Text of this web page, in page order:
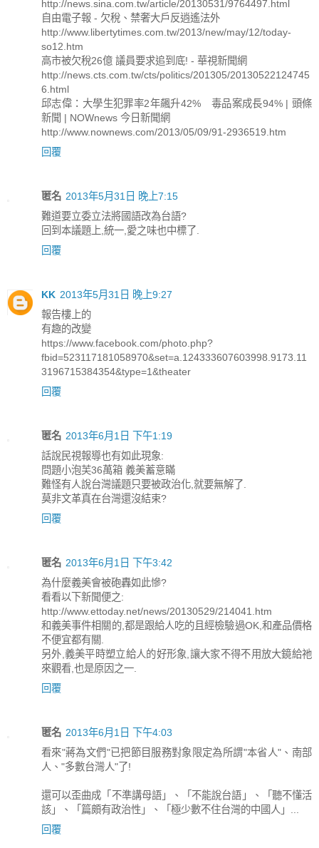
http://news.sina.com.tw/article/20130531/9764497.html
自由電子報 - 欠稅、禁奢大戶反逍遙法外
http://www.libertytimes.com.tw/2013/new/may/12/today-
so12.htm
高市被欠稅26億 議員要求追到底! - 華視新聞網
http://news.cts.com.tw/cts/politics/201305/20130522124745
6.html
邱志偉：大學生犯罪率2年飆升42% 毒品案成長94% | 頭條
新聞 | NOWnews 今日新聞網
http://www.nownews.com/2013/05/09/91-2936519.htm
回覆
匿名 2013年5月31日 晚上7:15
難道要立委立法將國語改為台語?
回到本議題上,統一,愛之味也中標了.
回覆
KK 2013年5月31日 晚上9:27
報告樓上的
有趣的改變
https://www.facebook.com/photo.php?
fbid=523117181058970&set=a.124333607603998.9173.11
3196715384354&type=1&theater
回覆
匿名 2013年6月1日 下午1:19
話說民視報導也有如此現象:
問題小泡芙36萬箱 義美蓄意瞞
難怪有人說台灣議題只要被政治化,就要無解了.
莫非文革真在台灣還沒結束?
回覆
匿名 2013年6月1日 下午3:42
為什麼義美會被砲轟如此慘?
看看以下新聞便之:
http://www.ettoday.net/news/20130529/214041.htm
和義美事件相關的,都是跟給人吃的且經檢驗過OK,和產品價格
不便宜都有關.
另外,義美平時塑立給人的好形象,讓大家不得不用放大鏡給祂
來觀看,也是原因之一.
回覆
匿名 2013年6月1日 下午4:03
看來"蔣為文們"已把節目服務對象限定為所謂"本省人"、南部
人、"多數台灣人"了!
還可以歪曲成「不準講母語」、「不能說台語」、「聽不懂活
該」、「篇頗有政治性」、「極少數不住台灣的中國人」...
回覆